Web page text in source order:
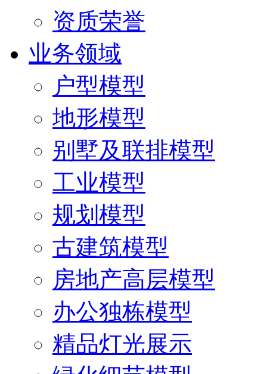
资质荣誉
业务领域
户型模型
地形模型
别墅及联排模型
工业模型
规划模型
古建筑模型
房地产高层模型
办公独栋模型
精品灯光展示